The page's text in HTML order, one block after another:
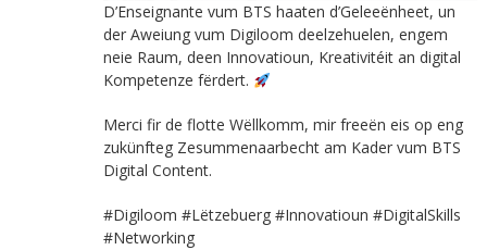
D’Enseignante vum BTS haaten d’Geleeënheet, un
der Aweiung vum Digiloom deelzehuelen, engem
neie Raum, deen Innovatioun, Kreativitéit an digital
Kompetenze fërdert.
Merci fir de flotte Wëllkomm, mir freeën eis op eng
zukünfteg Zesummenaarbecht am Kader vum BTS
Digital Content.
#Digiloom #Lëtzebuerg #Innovatioun #DigitalSkills
#Networking